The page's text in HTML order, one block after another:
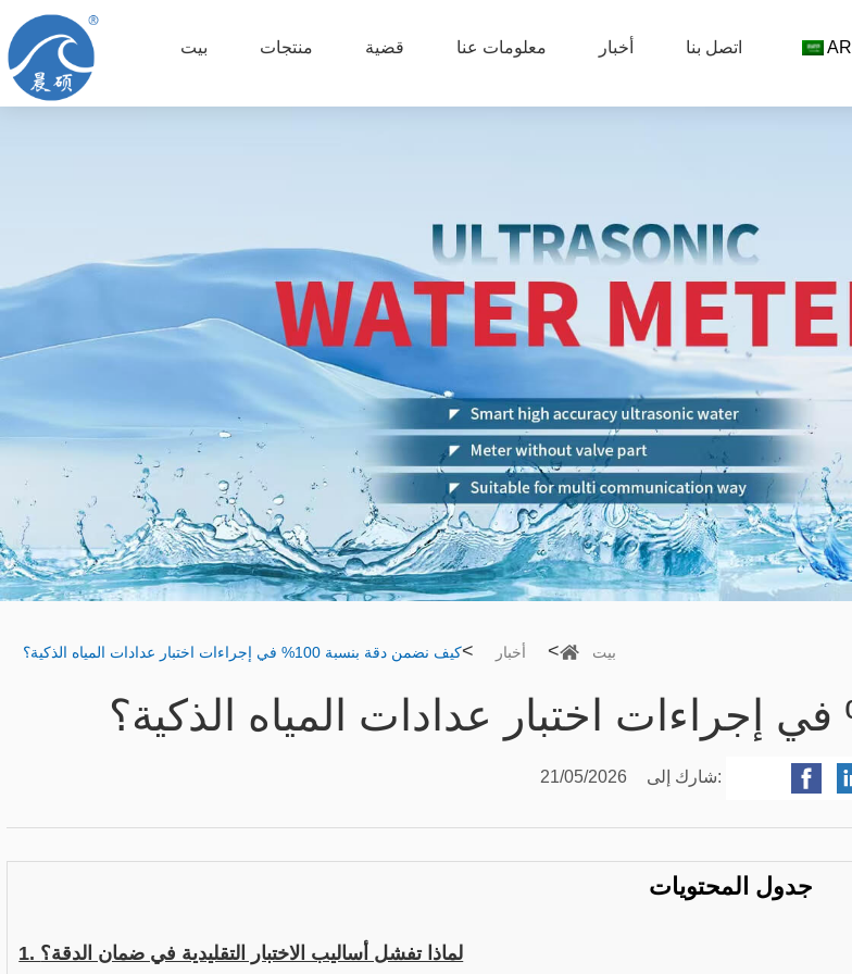
بيت منتجات قضية معلومات عنا أخبار اتصل بنا AR
بيت > أخبار >كيف نضمن دقة بنسبة 100% في إجراءات اختبار عدادات المياه الذكية؟
21/05/2026 شارك إلى:
جدول المحتويات
1. لماذا تفشل أساليب الاختبار التقليدية في ضمان الدقة؟